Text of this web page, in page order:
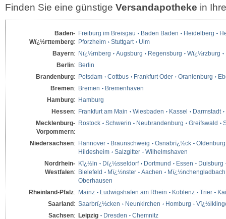
Finden Sie eine günstige Versandapotheke in
Baden-
Wï¿½rttemberg:
Freiburg im Breisgau Baden Baden Heidelberg
Pforzheim
Stuttgart
Ulm
Bayern: Nï¿½rnberg Augsburg Regensburg Wï¿½rzburg
Berlin: Berlin
Brandenburg: Potsdam Cottbus Frankfurt Oder Oranienburg
Bremen: Bremen
Bremenhaven
Hamburg: Hamburg
Hessen: Frankfurt am Main Wiesbaden Kassel
Darmstadt
Mecklenburg-
Vorpommern:
Rostock Schwerin Neubrandenburg Greifswald
Niedersachsen: Hannover Braunschweig Osnabrï¿½ck
Oldenburg
Hildesheim
Salzgitter
Wilhelmshaven
Nordrhein-
Westfalen:
Kï¿½ln Dï¿½sseldorf Dortmund Essen
Duisburg
Bielefeld
Mï¿½nster Aachen
Mï¿½nchengladbach
Oberhausen
Rheinland-Pfalz: Mainz Ludwigshafen am Rhein Koblenz Trier
Saarland: Saarbrï¿½cken Neunkirchen Homburg
Sachsen: Leipzig Dresden
Chemnitz